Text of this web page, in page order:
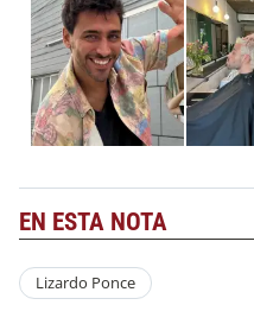
EN ESTA NOTA
Lizardo Ponce